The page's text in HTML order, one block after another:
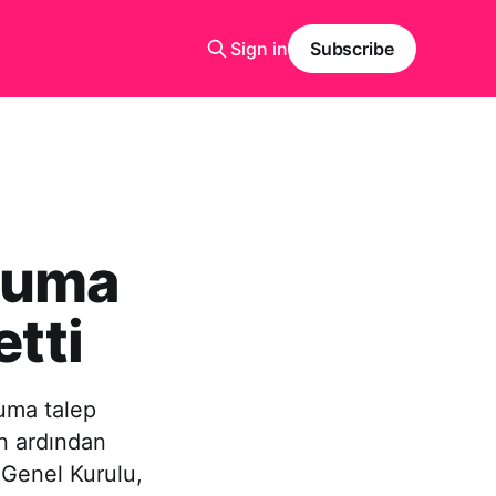
Sign in Subscribe
talep
ardından
Kurulu,